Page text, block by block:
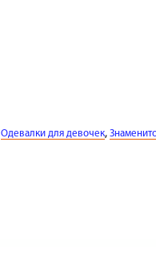
Одевалки для девочек,